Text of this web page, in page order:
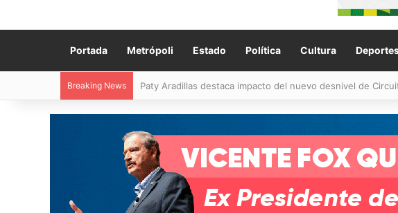
Portada Metrópoli Estado Política Cultura
Breaking News Villa de Pozos reporta reducción del 50 % en incendios